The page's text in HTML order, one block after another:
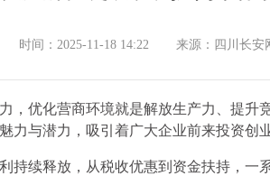
时间：2025-11-18 14:22 来源：四川长安
，优化营商环境就是解放生产力、提升
力与潜力，吸引着广大企业前来投资创
持续释放，从税收优惠到资金扶持，